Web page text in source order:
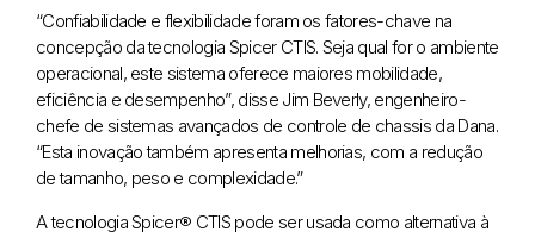
“Confiabilidade e flexibilidade foram os fatores-chave na
concepção da tecnologia Spicer CTIS. Seja qual for o ambiente
operacional, este sistema oferece maiores mobilidade,
eficiência e desempenho”, disse Jim Beverly, engenheiro-
chefe de sistemas avançados de controle de chassis da Dana.
“Esta inovação também apresenta melhorias, com a redução
de tamanho, peso e complexidade.”
A tecnologia Spicer® CTIS pode ser usada como alternativa à